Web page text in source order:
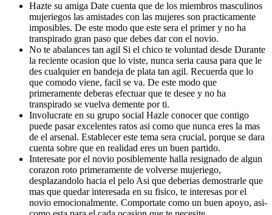
Hazte su amiga Date cuenta que de los miembros masculinos
mujeriegos las amistades con las mujeres son practicamente
imposibles. De este modo que este sera el primer y no ha
transpirado gran paso que debes dar con el novio.
No te abalances tan agil Si el chico te voluntad desde Durante
la reciente ocasion que lo viste, nunca seri­a causa para que le
des cualquier en bandeja de plata tan agil. Recuerda que lo
que comodo viene, facil se va. De este modo que
primeramente deberas efectuar que te desee y no ha
transpirado se vuelva demente por ti.
Involucrate en su grupo social Hazle conocer que contigo
puede pasar excelentes ratos asi­ como que nunca eres la mas
de el arsenal. Establecer este tema sera crucial, porque se dara
cuenta sobre que en realidad eres un buen partido.
Interesate por el novio posiblemente halla resignado de algun
corazon roto primeramente de volverse mujeriego,
desplazandolo hacia el pelo Asi que deberias demostrarle que
mas que quedar interesada en su fisico, te interesas por el
novio emocionalmente. Comportate como un buen apoyo, asi­